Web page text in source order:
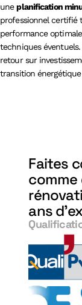
uneplanification
professionnel certifié
performance
techniques
retour sur
transition
Faites
comme
ans